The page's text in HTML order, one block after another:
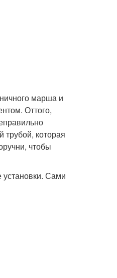
марша и
Оттого,
которая
чтобы
Сами